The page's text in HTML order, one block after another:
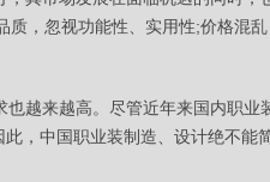
，忽视功能性、实用性;价格混
越来越高。尽管近年来国内职业
，中国职业装制造、设计绝不